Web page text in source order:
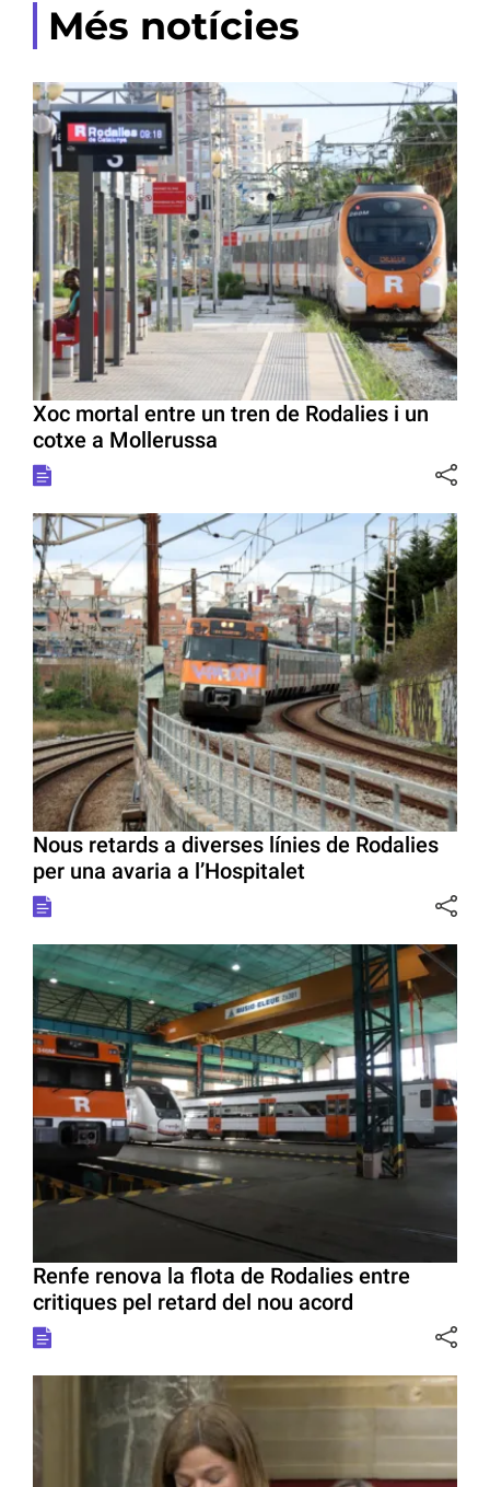
Més notícies
Xoc mortal entre un tren de Rodalies i un
cotxe a Mollerussa
Nous retards a diverses línies de Rodalies
per una avaria a l’Hospitalet
Renfe renova la flota de Rodalies entre
critiques pel retard del nou acord